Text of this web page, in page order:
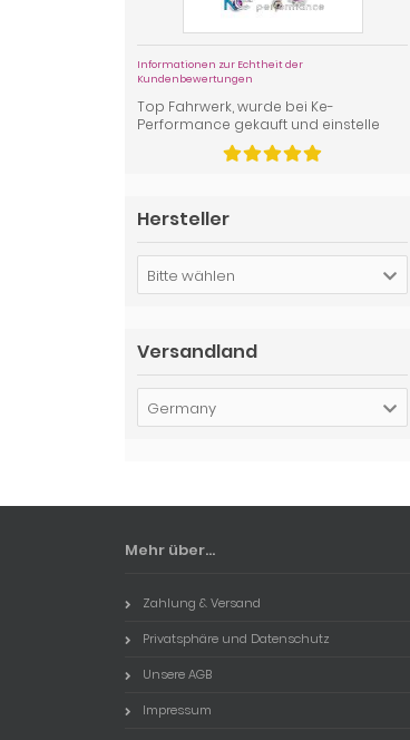
Informationen zur Echtheit der
Kundenbewertungen
Top Fahrwerk, wurde bei Ke-
Performance gekauft und einstelle
Hersteller
Bitte wählen
Versandland
Germany
Mehr über...
Zahlung & Versand
Privatsphäre und Datenschutz
Unsere AGB
Impressum